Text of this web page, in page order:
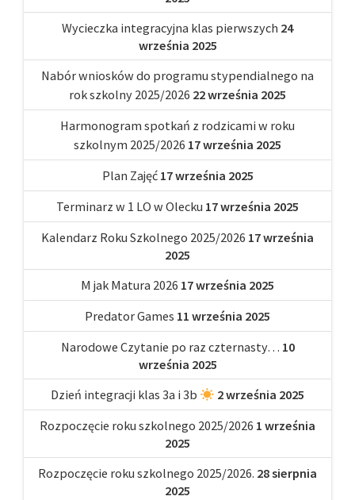
Wycieczka integracyjna klas pierwszych 24
września 2025
Nabór wniosków do programu stypendialnego na
rok szkolny 2025/2026 22 września 2025
Harmonogram spotkań z rodzicami w roku
szkolnym 2025/2026 17 września 2025
Plan Zajęć 17 września 2025
Terminarz w 1 LO w Olecku 17 września 2025
Kalendarz Roku Szkolnego 2025/2026 17 września
2025
M jak Matura 2026 17 września 2025
Predator Games 11 września 2025
Narodowe Czytanie po raz czternasty… 10
września 2025
Dzień integracji klas 3a i 3b
2 września 2025
Rozpoczęcie roku szkolnego 2025/2026 1 września
2025
Rozpoczęcie roku szkolnego 2025/2026. 28 sierpnia
2025